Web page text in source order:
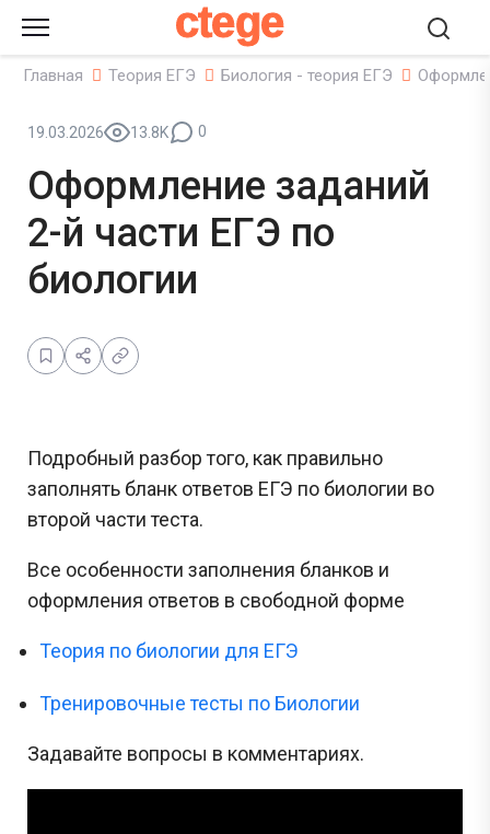
ctege
Главная Теория ЕГЭ Биология - теория ЕГЭ
19.03.2026 13.8K 0
Оформление заданий
2-й части ЕГЭ по
биологии
Подробный разбор того, как правильно
заполнять бланк ответов ЕГЭ по биологии во
второй части теста.
Все особенности заполнения бланков и
оформления ответов в свободной форме
Теория по биологии для ЕГЭ
Тренировочные тесты по Биологии
Задавайте вопросы в комментариях.